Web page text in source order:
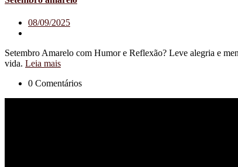
08/09/2025
Setembro Amarelo com Humor e Reflexão? Leve alegria e
vida. Leia mais
0 Comentários